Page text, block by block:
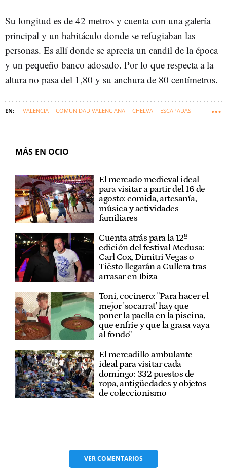
Su longitud es de 42 metros y cuenta con una galería
principal y un habitáculo donde se refugiaban las
personas. Es allí donde se aprecia un candil de la época
y un pequeño banco adosado. Por lo que respecta a la
altura no pasa del 1,80 y su anchura de 80 centímetros.
VALENCIA COMUNIDAD VALENCIANA CHELVA ESCAPADAS
MÁS EN OCIO
El mercado medieval ideal
para visitar a partir del 16 de
agosto: comida, artesanía,
música y actividades
familiares
Cuenta atrás para la 12ª
edición del festival Medusa:
Carl Cox, Dimitri Vegas o
Tiësto llegarán a Cullera tras
arrasar en Ibiza
Toni, cocinero: "Para hacer el
mejor 'socarrat' hay que
poner la paella en la piscina,
que enfríe y que la grasa vaya
al fondo"
El mercadillo ambulante
ideal para visitar cada
domingo: 332 puestos de
ropa, antigüedades y objetos
de coleccionismo
VERCOMENTARIOS